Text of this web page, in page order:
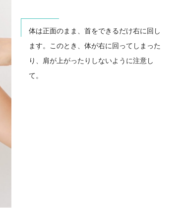
体は正面のまま、首をできるだけ右に回し
ます。このとき、体が右に回ってしまった
り、肩が上がったりしないように注意し
て。